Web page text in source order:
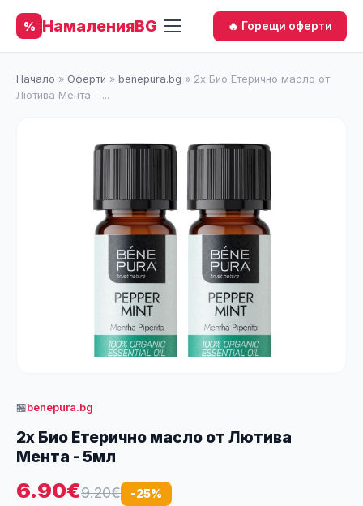
% НамаленияBG 🔥 Горещи оферти
Начало » Оферти » benepura.bg » 2x Био Етерично масло от
Лютива Мента - ...
🏪benepura.bg
2x Био Етерично масло от Лютива
Мента - 5мл
6.90€9.20€ -25%